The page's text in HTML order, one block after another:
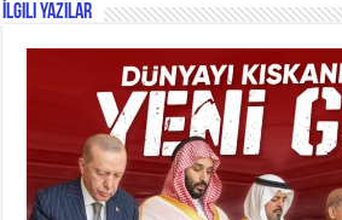
İlgili Yazılar